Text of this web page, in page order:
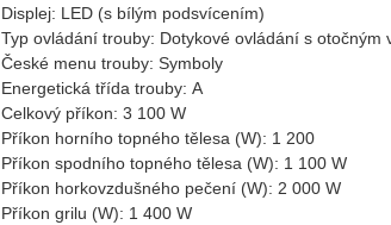
Displej: LED (s bílým podsvícením)
Typ ovládání trouby: Dotykové ovládání s otočným
České menu trouby: Symboly
Energetická třída trouby: A
Celkový příkon: 3 100 W
Příkon horního topného tělesa (W): 1 200
Příkon spodního topného tělesa (W): 1 100 W
Příkon horkovzdušného pečení (W): 2 000 W
Příkon grilu (W): 1 400 W